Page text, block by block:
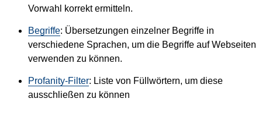
Vorwahl korrekt ermitteln.
Begriffe: Übersetzungen einzelner Begriffe in
verschiedene Sprachen, um die Begriffe auf Webseiten
verwenden zu können.
Profanity-Filter: Liste von Füllwörtern, um diese
ausschließen zu können